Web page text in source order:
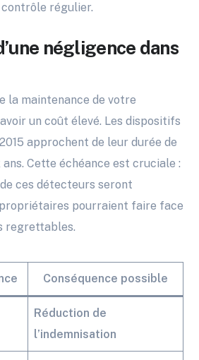
régulier.
négligence dans
la maintenance de votre
un coût élevé. Les dispositifs
approchent de leur durée de
Cette échéance est cruciale :
ces détecteurs seront
pourraient faire face
regrettables.
Conséquence possible
Réduction de
l’indemnisation